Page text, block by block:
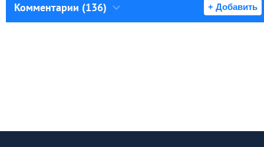
Комментарии (136) + Добавить